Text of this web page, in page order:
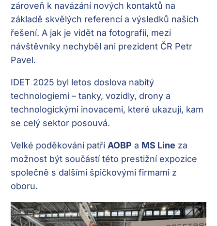
zároveň k navázání nových kontaktů na
základě skvělých referencí a výsledků našich
řešení. A jak je vidět na fotografii, mezi
návštěvníky nechyběl ani prezident ČR Petr
Pavel.
IDET 2025 byl letos doslova nabitý
technologiemi – tanky, vozidly, drony a
technologickými inovacemi, které ukazují, kam
se celý sektor posouvá.
Velké poděkování patříAOBP a MS Line za
možnost být součástí této prestižní expozice
společně s dalšími špičkovými firmami z
oboru.